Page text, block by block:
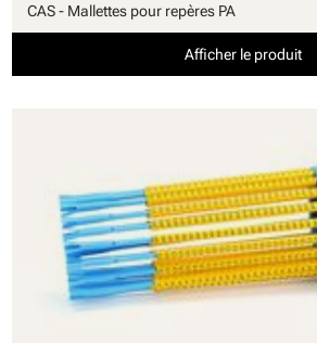
CAS - Mallettes pour repères PA
Afficher le produit